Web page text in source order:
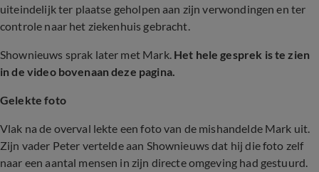
uiteindelijk ter plaatse geholpen aan zijn verwondingen en ter
controle naar het ziekenhuis gebracht.
Shownieuws sprak later met Mark. Het hele gesprek is te zien
in de video bovenaan deze pagina.
Gelekte foto
Vlak na de overval lekte een foto van de mishandelde Mark uit.
Zijn vader Peter vertelde aan Shownieuws dat hij die foto zelf
naar een aantal mensen in zijn directe omgeving had gestuurd.